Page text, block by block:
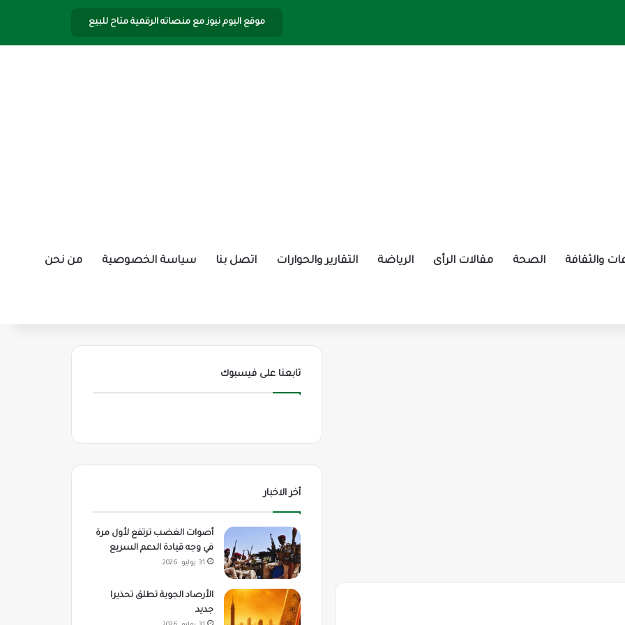
موقع اليوم نيوز مع منصاته الرقمية متاح للبيع
والثقافة الصحة مقالات الرأى الرياضة التقارير والحوارات اتصل بنا سياسة الخصوصية من نحن
تابعنا على فيسبوك
أخر الاخبار
أصوات الغضب ترتفع لأول مرة
في وجه قيادة الدعم السريع
31 يوليو، 2026
الأرصاد الجوية تطلق تحذيرا
جديد